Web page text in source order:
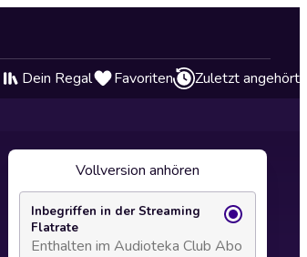
Dein Regal Favoriten Zuletzt angehört
Vollversion anhören
Inbegriffen in der Streaming
Flatrate
Enthalten im Audioteka Club Abo